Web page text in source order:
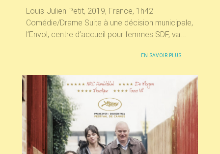
Louis-Julien Petit, 2019, France, 1h42
Comédie/Drame Suite à une décision municipale,
l’Envol, centre d’accueil pour femmes SDF, va...
EN SAVOIR PLUS